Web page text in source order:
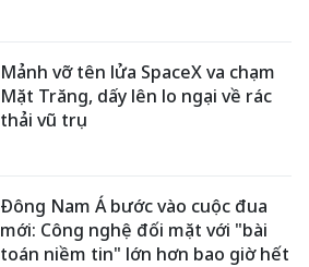
Mảnh vỡ tên lửa SpaceX va chạm
Mặt Trăng, dấy lên lo ngại về rác
thải vũ trụ
Đông Nam Á bước vào cuộc đua
mới: Công nghệ đối mặt với "bài
toán niềm tin" lớn hơn bao giờ hết